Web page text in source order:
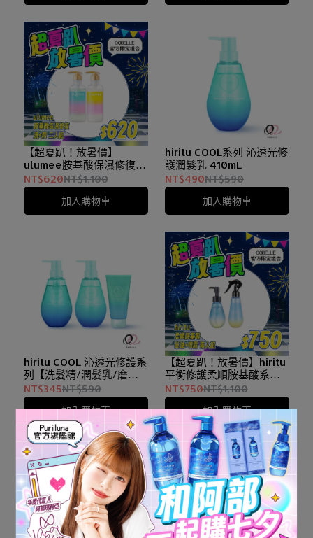
【超夏趴！放暑價】
ulumee胺基酸保濕修復
洗髮+潤髮 兩入組
NT$620NT$1,100
加入購物車
hiritu COOL系列 沁透光修
護潤髮乳 410mL
NT$490NT$590
加入購物車
hiritu COOL 沁透光修護系
列【洗髮精/潤髮乳/磨砂
膏/旅行組】
NT$345NT$590
加入購物車
【超夏趴！放暑價】hiritu
平衡修護柔順胺基酸系列
髮油+噴霧 二入組
NT$750NT$1,100
加入購物車